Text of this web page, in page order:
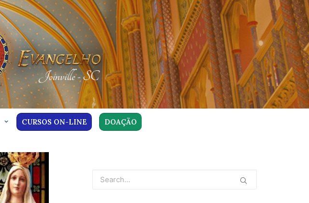
CURSOS ON-LINE DOAÇÃO